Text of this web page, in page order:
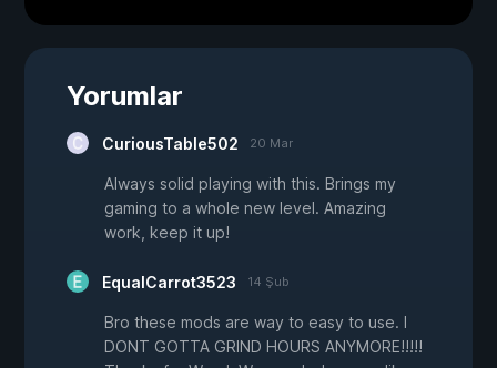
Yorumlar
CuriousTable502 20 Mar
Always solid playing with this. Brings my
gaming to a whole new level. Amazing
work, keep it up!
EqualCarrot3523 14 Şub
Bro these mods are way to easy to use. I
DONT GOTTA GRIND HOURS ANYMORE!!!!!